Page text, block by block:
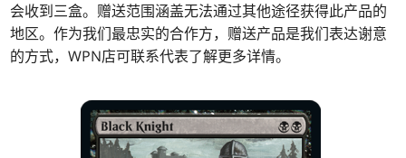
会收到三盒。赠送范围涵盖无法通过其他途径获得此产品的
地区。作为我们最忠实的合作方，赠送产品是我们表达谢意
的方式，WPN店可联系代表了解更多详情。